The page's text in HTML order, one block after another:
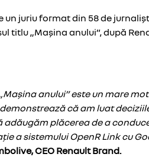
juriu format din 58 de
„Mașina anului”, după
anului” este un mare
că am luat
plăcerea de a
a sistemului OpenR Link cu
CEO Renault Brand.